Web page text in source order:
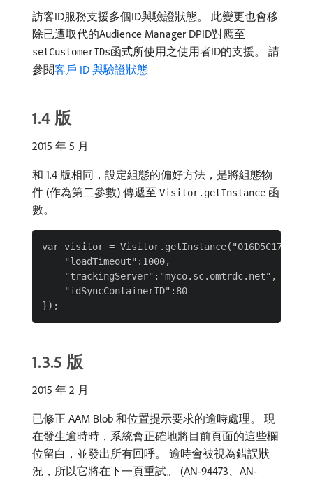
訪客ID服務支援多個ID與驗證狀態。 此變更也會移
除已遭取代的Audience Manager DPID對應至
setCustomerIDs函式所使用之使用者ID的支援。 請
參閱客戶 ID 與驗證狀態
1.4 版
2015 年 5 月
和 1.4 版相同，設定組態的偏好方法，是將組態物
件 (作為第二參數) 傳遞至 Visitor.getInstance 函
數。
var visitor =
    "loadTimeout":1000,
    "trackingServer":"myco.sc.omtrdc.net",
    "idSyncContainerID":80
1.3.5 版
2015 年 2 月
已修正 AAM Blob 和位置提示要求的逾時處理。 現
在發生逾時時，系統會正確地將目前頁面的這些欄
位留白，並發出所有回呼。 逾時會被視為錯誤狀
況，所以它將在下一頁重試。 (AN-94473、AN-